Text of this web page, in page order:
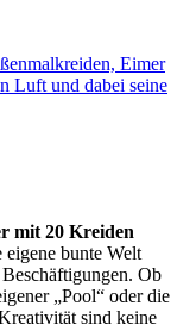
Eimer
Luft und dabei seine
mit 20 Kreiden
eigene bunte Welt
Ob
„Pool“ oder die
sind keine